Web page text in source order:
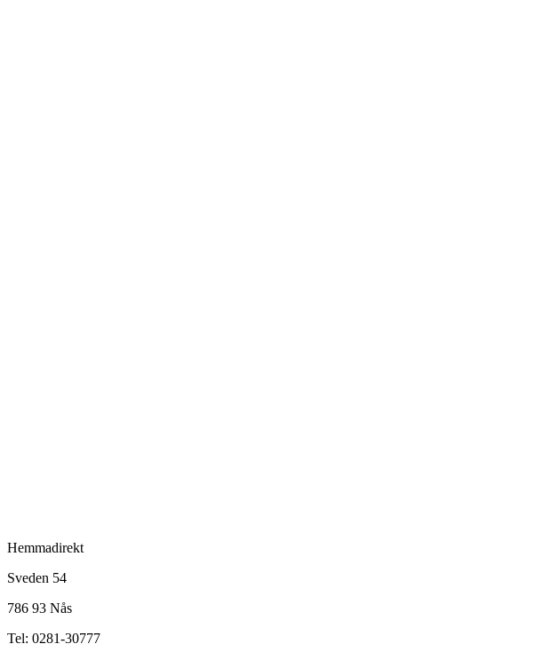
Hemmadirekt
Sveden 54
786 93 Nås
Tel: 0281-30777